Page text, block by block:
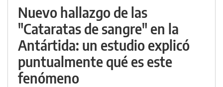
Nuevo hallazgo de las
"Cataratas de sangre" en la
Antártida: un estudio explicó
puntualmente qué es este
fenómeno